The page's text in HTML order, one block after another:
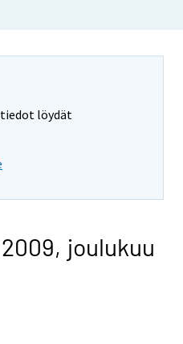
tiedot löydät
joulukuu